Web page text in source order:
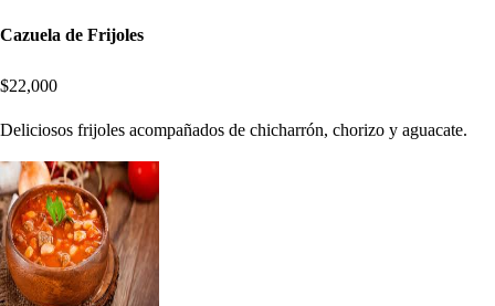
Cazuela de Frijoles
$22,000
Deliciosos frijoles acompañados de chicharrón, chorizo y aguacate.